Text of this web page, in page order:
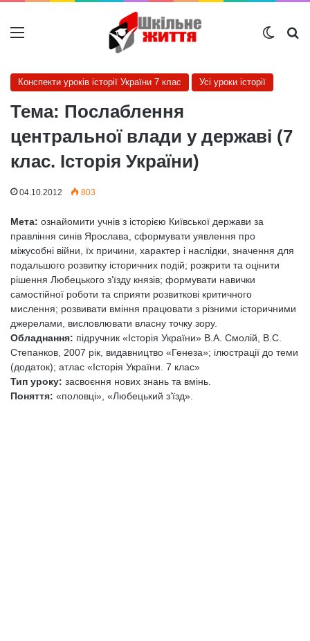
Меню
Конспекти уроків історії України 7 клас Усі уроки історії
Тема: Послаблення
центральної влади у державі (7
клас. Історія України)
04.10.2012 803
Мета: ознайомити учнів з історією Київської держави за
правління синів Ярослава, сформувати уявлення про
міжусобні війни, їх причини, характер і наслідки, значення для
подальшого розвитку історичних подій; розкрити та оцінити
рішення Любецького з’їзду князів; формувати навички
самостійної роботи та сприяти розвиткові критичного
мислення; розвивати вміння працювати з різними історичними
джерелами, висловлювати власну точку зору.
Обладнання: підручник «Історія України» В.А. Смолій, В.С.
Степанков, 2007 рік, видавництво «Генеза»; ілюстрації до теми
(додаток); атлас «Історія України. 7 клас»
Тип уроку: засвоєння нових знань та вмінь.
Поняття: «половці», «Любецький з’їзд».